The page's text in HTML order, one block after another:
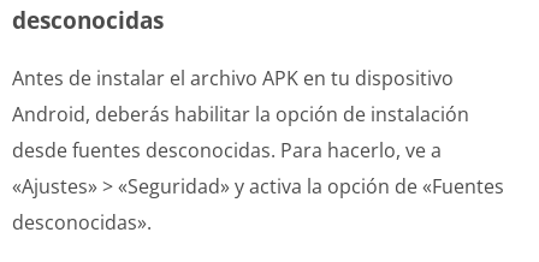
desconocidas
Antes de instalar el archivo APK en tu dispositivo
Android, deberás habilitar la opción de instalación
desde fuentes desconocidas. Para hacerlo, ve a
«Ajustes» > «Seguridad» y activa la opción de «Fuentes
desconocidas».